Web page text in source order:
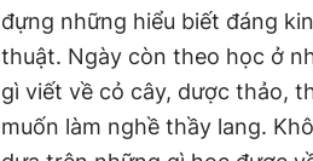
đựng những hiểu biết đáng
thuật. Ngày còn theo học ở
gì viết về cỏ cây, dược thảo,
muốn làm nghề thầy lang.